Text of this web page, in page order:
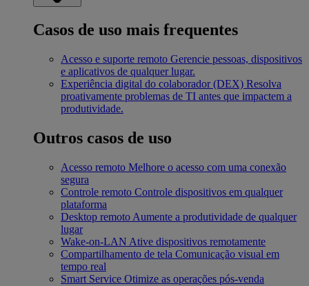
Casos de uso mais frequentes
Acesso e suporte remoto Gerencie pessoas, dispositivos
e aplicativos de qualquer lugar.
Experiência digital do colaborador (DEX) Resolva
proativamente problemas de TI antes que impactem a
produtividade.
Outros casos de uso
Acesso remoto Melhore o acesso com uma conexão
segura
Controle remoto Controle dispositivos em qualquer
plataforma
Desktop remoto Aumente a produtividade de qualquer
lugar
Wake-on-LAN Ative dispositivos remotamente
Compartilhamento de tela Comunicação visual em
tempo real
Smart Service Otimize as operações pós-venda